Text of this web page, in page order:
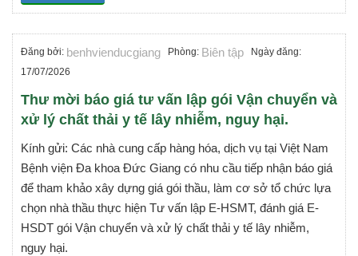
Đăng bởi: benhvienducgiang Phòng: Biên tập Ngày đăng:
17/07/2026
Thư mời báo giá tư vấn lập gói Vận chuyển và
xử lý chất thải y tế lây nhiễm, nguy hại.
Kính gửi: Các nhà cung cấp hàng hóa, dịch vụ tại Việt Nam
Bệnh viện Đa khoa Đức Giang có nhu cầu tiếp nhận báo giá
để tham khảo xây dựng giá gói thầu, làm cơ sở tổ chức lựa
chọn nhà thầu thực hiện Tư vấn lập E-HSMT, đánh giá E-
HSDT gói Vận chuyển và xử lý chất thải y tế lây nhiễm,
nguy hại.